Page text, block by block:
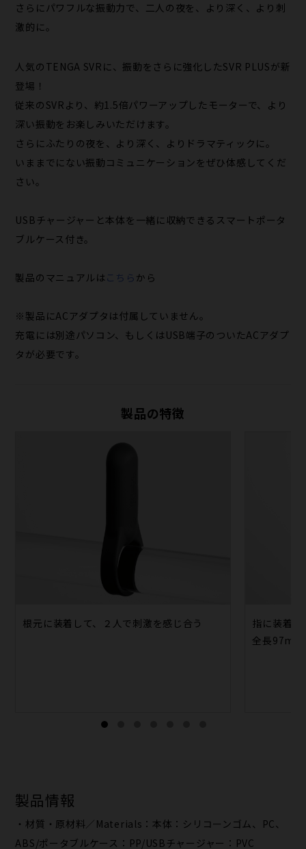
さらにパワフルな振動力で、二人の夜を、より深く、より刺
激的に。
人気のTENGA SVRに、振動をさらに強化したSVR PLUSが新
登場！
従来のSVRより、約1.5倍パワーアップしたモーターで、より
深い振動をお楽しみいただけます。
さらにふたりの夜を、より深く、よりドラマティックに。
いままでにない振動コミュニケーションをぜひ体感してくだ
さい。
USBチャージャーと本体を一緒に収納できるスマートポータ
ブルケース付き。
製品のマニュアルは こちら から
※製品にACアダプタは付属していません。
充電には別途パソコン、もしくはUSB端子のついたACアダプ
タが必要です。
製品の特徴
根元に装着して、２人で刺激を感じ合う
指に装着
全長97mm
製品情報
・材質・原材料／Materials：本体：シリコーンゴム、PC、
ABS/ポータブルケース：PP/USBチャージャー：PVC